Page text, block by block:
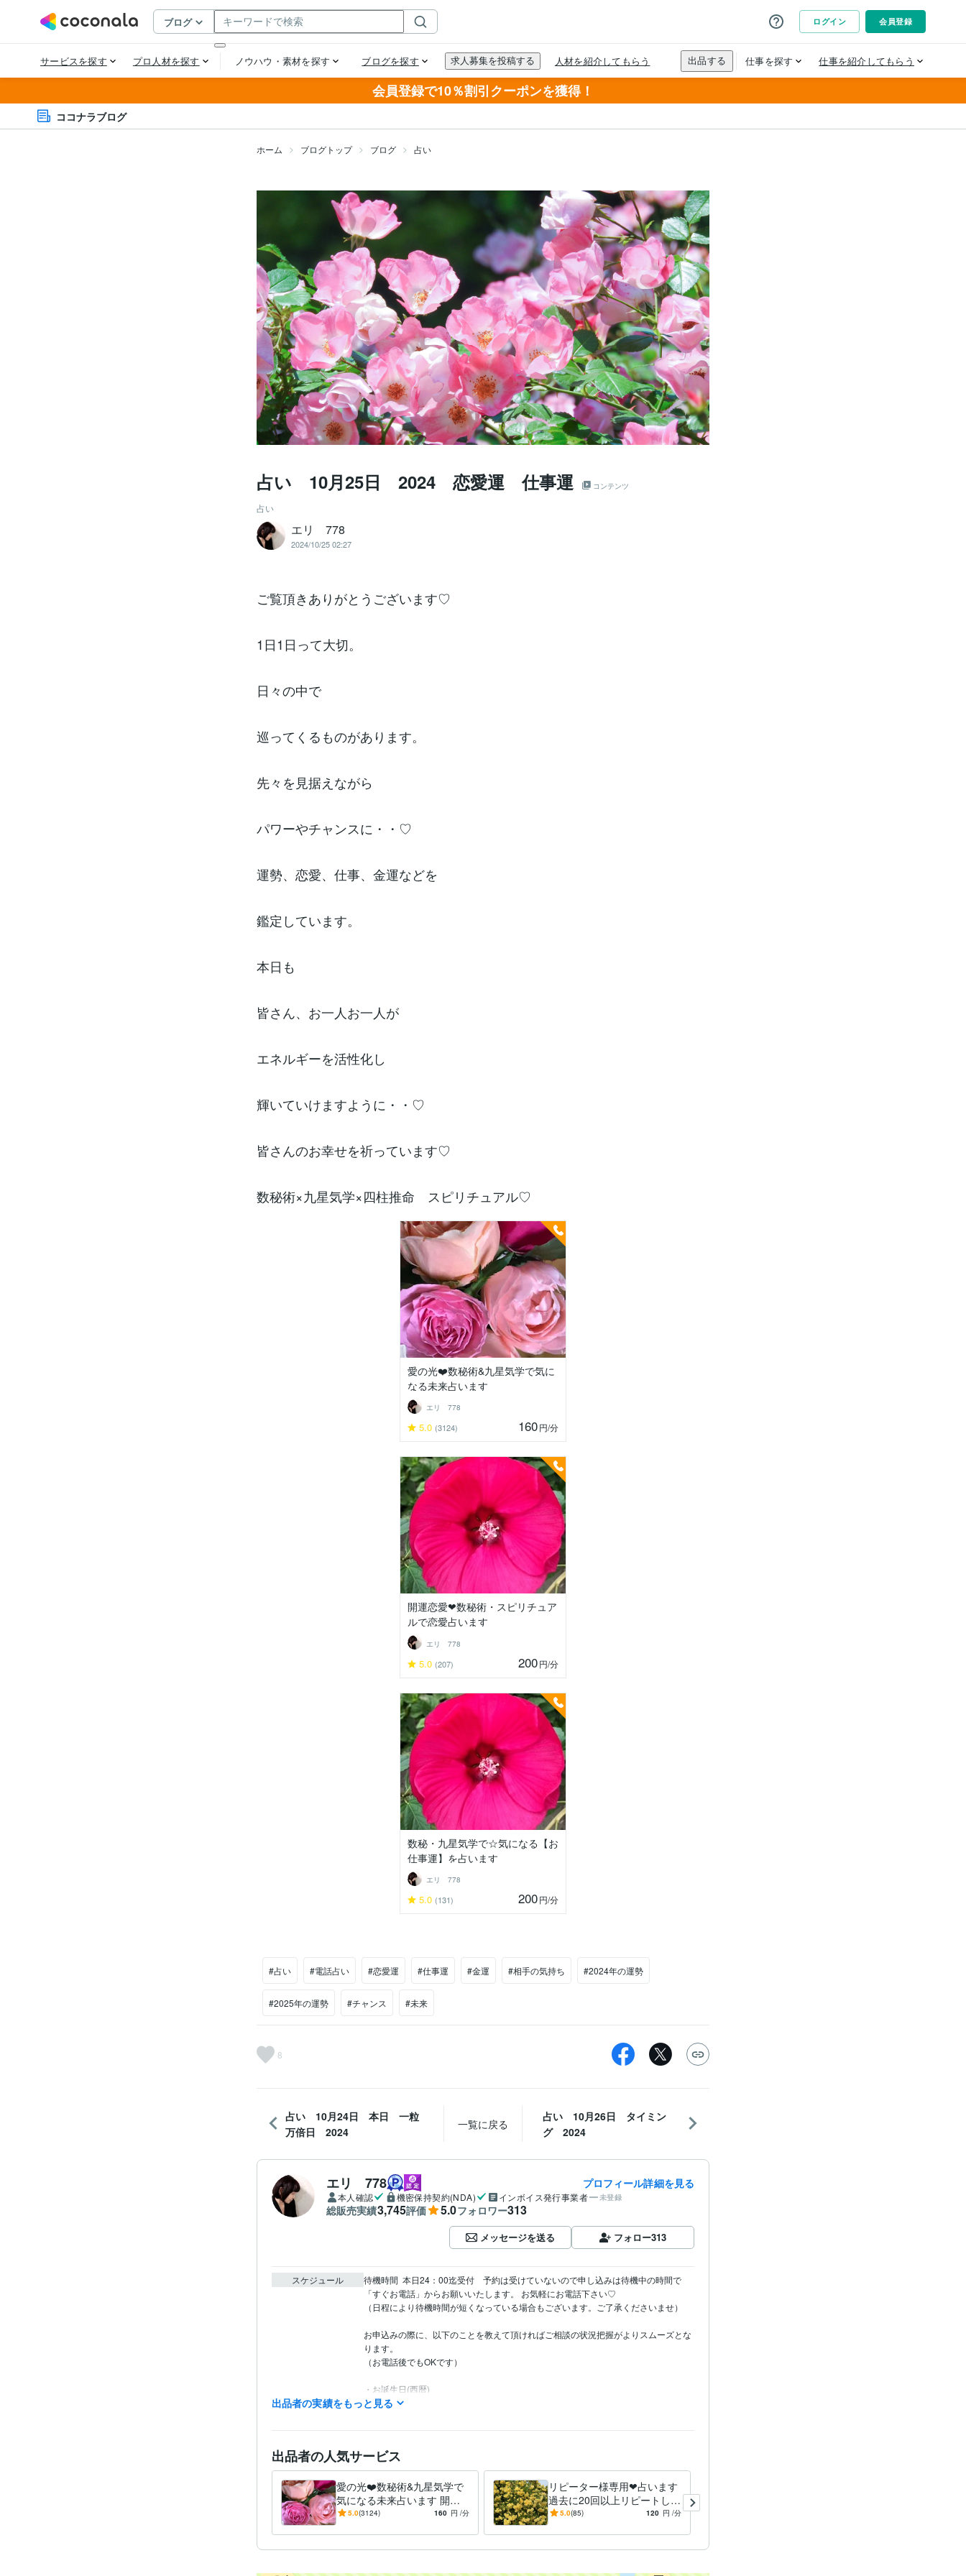
会員登録で10％割引クーポンを獲得！
ココナラブログ
ホーム ブログトップ ブログ 占い
占い 10月25日 2024 恋愛運 仕事運 コンテンツ
占い
エリ 778
2024/10/25 02:27
ご覧頂きありがとうございます♡
1日1日って大切。
日々の中で
巡ってくるものがあります。
先々を見据えながら
パワーやチャンスに・・♡
運勢、恋愛、仕事、金運などを
鑑定しています。
本日も
皆さん、お一人お一人が
エネルギーを活性化し
輝いていけますように・・♡
皆さんのお幸せを祈っています♡
数秘術×九星気学×四柱推命 スピリチュアル♡
愛の光❤️数秘術&九星気学で気に
なる未来占います
エリ 778
5.0 (3124) 160円/分
開運恋愛❤数秘術・スピリチュア
ルで恋愛占います
エリ 778
5.0 (207) 200円/分
数秘・九星気学で☆気になる【お
仕事運】を占います
エリ 778
5.0 (131) 200円/分
#占い #電話占い #恋愛運 #仕事運 #金運 #相手の気持ち #2024年の運勢
#2025年の運勢 #チャンス #未来
8
占い 10月24日 本日 一粒
万倍日 2024
一覧に戻る
占い 10月26日 タイミン
グ 2024
エリ 778 プロフィール詳細を見る
本人確認 機密保持契約(NDA) インボイス発行事業者 未登録
総販売実績3,745評価 5.0フォロワー313
メッセージを送る フォロー313
スケジュール
待機時間  本日24：00迄受付　予約は受けていないので申し込みは待機中の時間で
「すぐお電話」からお願いいたします。 お気軽にお電話下さい♡
（日程により待機時間が短くなっている場合もございます。ご了承くださいませ）
お申込みの際に、以下のことを教えて頂ければご相談の状況把握がよりスムーズとな
ります。
（お電話後でもOKです）
・お誕生日(西暦)
・恋愛や対人関係で占ってほしい方がいる場合は
資格・検定 環境社会検定
取得年 : 2020年
得意分野 占い スピリチュアル・数秘・九星気学・四柱推命 複数占術
占い 恋愛 仕事 ヒーリング 運勢 複数占術
出品者の実績をもっと見る
出品者の人気サービス
愛の光❤️数秘術&九星気学で
気になる未来占います 開運❤
【恋愛・相手の気持ち・仕
5.0(3124) 160 円 /分
リピーター様専用❤占います
過去に20回以上リピートして
いただいた方のための占い
5.0(85) 120 円 /分